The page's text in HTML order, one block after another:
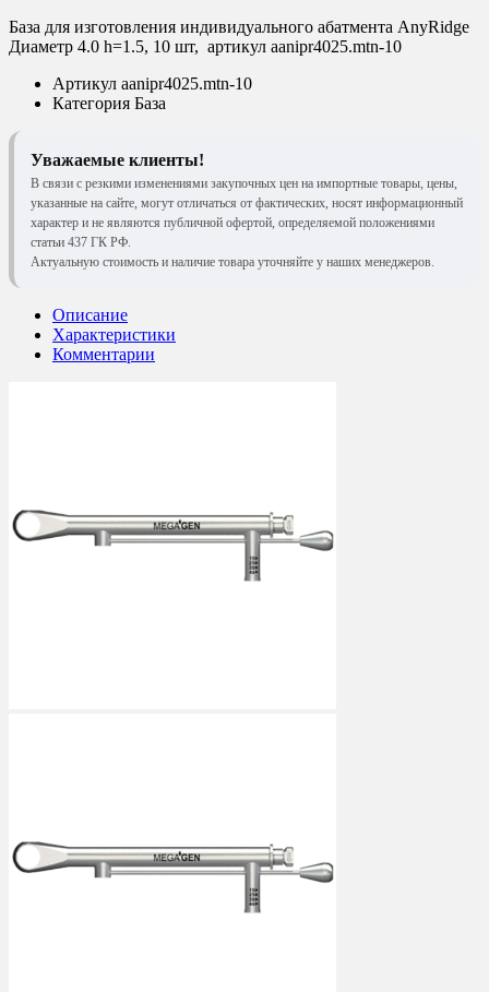
База для изготовления индивидуального абатмента AnyRidge
Диаметр 4.0 h=1.5, 10 шт, артикул aanipr4025.mtn-10
Артикул aanipr4025.mtn-10
Категория База
Уважаемые клиенты!
В связи с резкими изменениями закупочных цен на импортные товары, цены,
указанные на сайте, могут отличаться от фактических, носят информационный
характер и не являются публичной офертой, определяемой положениями
статьи 437 ГК РФ.
Актуальную стоимость и наличие товара уточняйте у наших менеджеров.
Описание
Характеристики
Комментарии